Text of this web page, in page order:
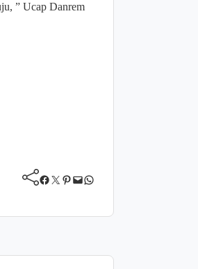
” Ucap Danrem
Facebook Twitter Pinterest Mail WhatsApp